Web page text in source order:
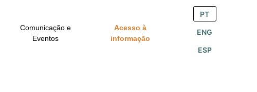
Comunicação e
Eventos
Acesso à
informação
PT
ENG
ESP